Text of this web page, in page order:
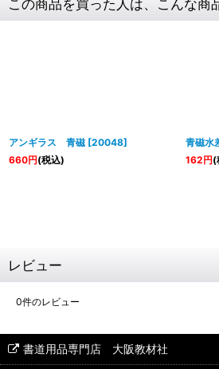
この商品を買った人は、こんな商
アンギラス 青磁 [20048]
660円(税込)
青磁水
162円(
レビュー
0件のレビュー
書道用品専門店 大阪教材社